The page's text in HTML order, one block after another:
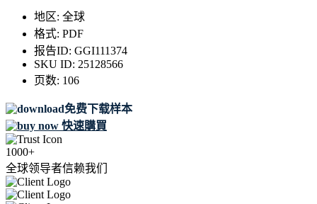
地区: 全球
格式: PDF
报告ID: GGI111374
SKU ID: 25128566
页数: 106
免费下载样本
快速購買
1000+
全球领导者信赖我们